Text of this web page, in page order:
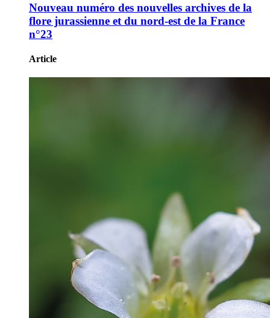
Nouveau numéro des nouvelles archives de la
flore jurassienne et du nord-est de la France
n°23
Article